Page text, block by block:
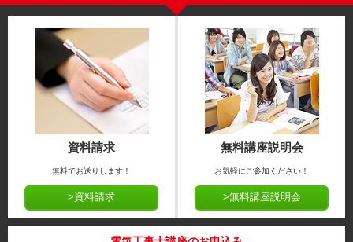
資料請求
無料でお送りします！
>資料請求
無料講座説明会
お気軽にご参加ください！
>無料講座説明会